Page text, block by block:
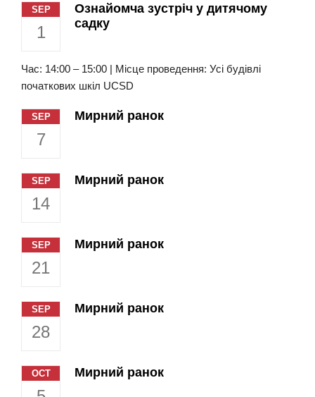
SEP
1
Ознайомча зустріч у дитячому
садку
Час: 14:00 – 15:00 | Місце проведення: Усі будівлі
початкових шкіл UCSD
SEP
7
Мирний ранок
SEP
14
Мирний ранок
SEP
21
Мирний ранок
SEP
28
Мирний ранок
OCT Мирний ранок